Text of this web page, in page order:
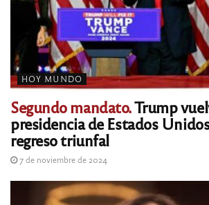
HOY MUNDO
Segundo mandato.Trump
presidencia de Estados
regreso triunfal
7 de noviembre de 2024